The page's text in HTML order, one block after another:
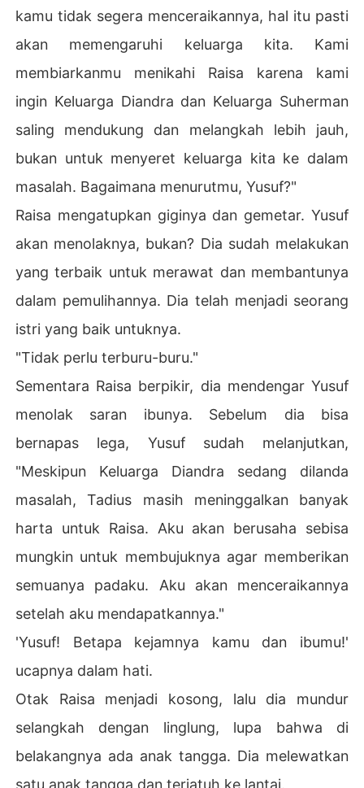
kamu tidak segera menceraikannya, hal itu pasti
akan memengaruhi keluarga kita. Kami
membiarkanmu menikahi Raisa karena kami
ingin Keluarga Diandra dan Keluarga Suherman
saling mendukung dan melangkah lebih jauh,
bukan untuk menyeret keluarga kita ke dalam
masalah. Bagaimana menurutmu, Yusuf?"
Raisa mengatupkan giginya dan gemetar. Yusuf
akan menolaknya, bukan? Dia sudah melakukan
yang terbaik untuk merawat dan membantunya
dalam pemulihannya. Dia telah menjadi seorang
istri yang baik untuknya.
"Tidak perlu terburu-buru."
Sementara Raisa berpikir, dia mendengar Yusuf
menolak saran ibunya. Sebelum dia bisa
bernapas lega, Yusuf sudah melanjutkan,
"Meskipun Keluarga Diandra sedang dilanda
masalah, Tadius masih meninggalkan banyak
harta untuk Raisa. Aku akan berusaha sebisa
mungkin untuk membujuknya agar memberikan
semuanya padaku. Aku akan menceraikannya
setelah aku mendapatkannya."
'Yusuf! Betapa kejamnya kamu dan ibumu!'
ucapnya dalam hati.
Otak Raisa menjadi kosong, lalu dia mundur
selangkah dengan linglung, lupa bahwa di
belakangnya ada anak tangga. Dia melewatkan
satu anak tangga dan terjatuh ke lantai.